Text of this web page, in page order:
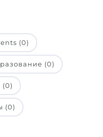
(0)
(0)
(0)
(0)